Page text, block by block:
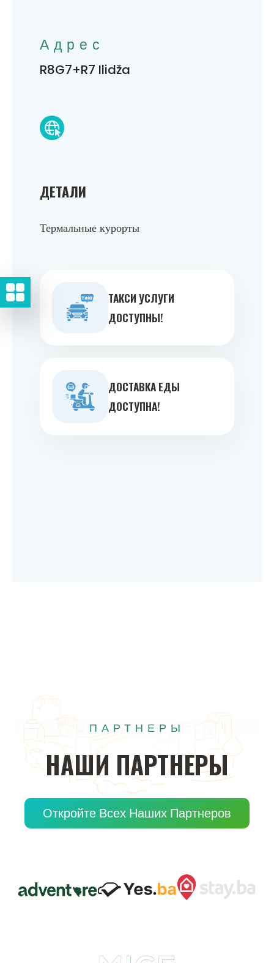
ДЕТАЛИ
Термальные курорты
ТАКСИ УСЛУГИ
ДОСТУПНЫ!
ДОСТАВКА ЕДЫ
ДОСТУПНА!
Адрес
R8G7+R7 Ilidža
ПАРТНЕРЫ
НАШИ ПАРТНЕРЫ
Откройте Всех Наших Партнеров